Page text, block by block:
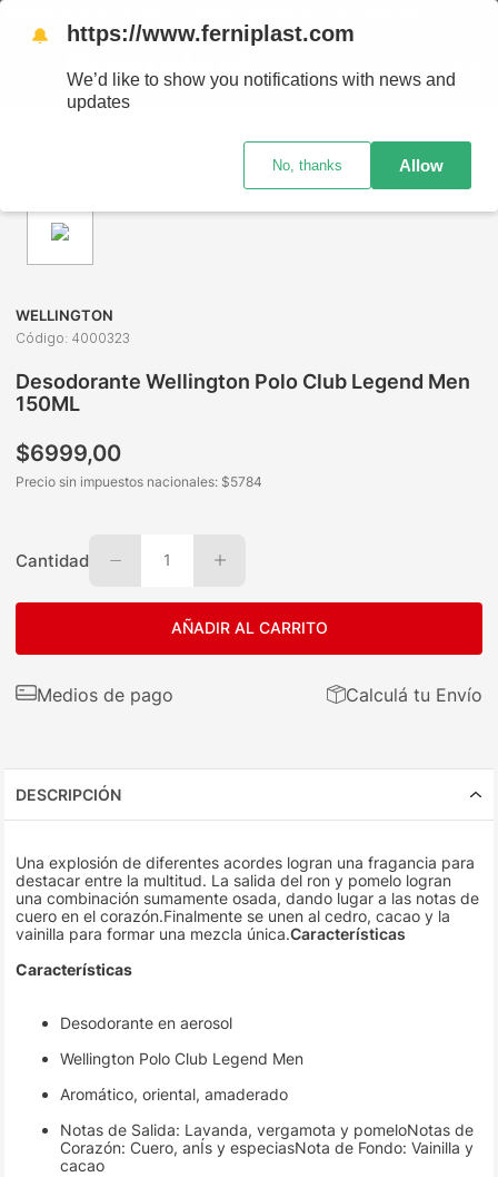
WELLINGTON
Código: 4000323
Desodorante Wellington Polo Club Legend Men
150ML
$6999,00
Precio sin impuestos nacionales: $5784
Cantidad 1
AÑADIR AL CARRITO
Medios de pago Calculá tu Envío
DESCRIPCIÓN
Una explosión de diferentes acordes logran una fragancia para
destacar entre la multitud. La salida del ron y pomelo logran
una combinación sumamente osada, dando lugar a las notas de
cuero en el corazón.Finalmente se unen al cedro, cacao y la
vainilla para formar una mezcla única.Características
Características
Desodorante en aerosol
Wellington Polo Club Legend Men
Aromático, oriental, amaderado
Notas de Salida: Lavanda, vergamota y pomeloNotas de
Corazón: Cuero, anÍs y especiasNota de Fondo: Vainilla y
cacao
🔔 https://www.ferniplast.com
We’d like to show you notifications with news and
updates
No, thanks Allow